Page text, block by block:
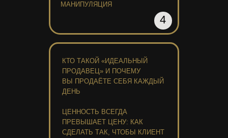
КТО ТАКОЙ «ИДЕАЛЬНЫЙ
ПРОДАВЕЦ» И ПОЧЕМУ
ВЫ ПРОДАЁТЕ СЕБЯ КАЖДЫЙ
ДЕНЬ
ЦЕННОСТЬ ВСЕГДА
ПРЕВЫШАЕТ ЦЕНУ: КАК
СДЕЛАТЬ ТАК, ЧТОБЫ КЛИЕНТ
МАНИПУЛЯЦИЯ
4